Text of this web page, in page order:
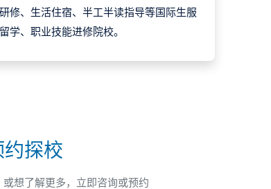
修、生活住宿、半工半读指导等国际生服
学、职业技能进修院校。
探校
想了解更多，立即咨询或预约